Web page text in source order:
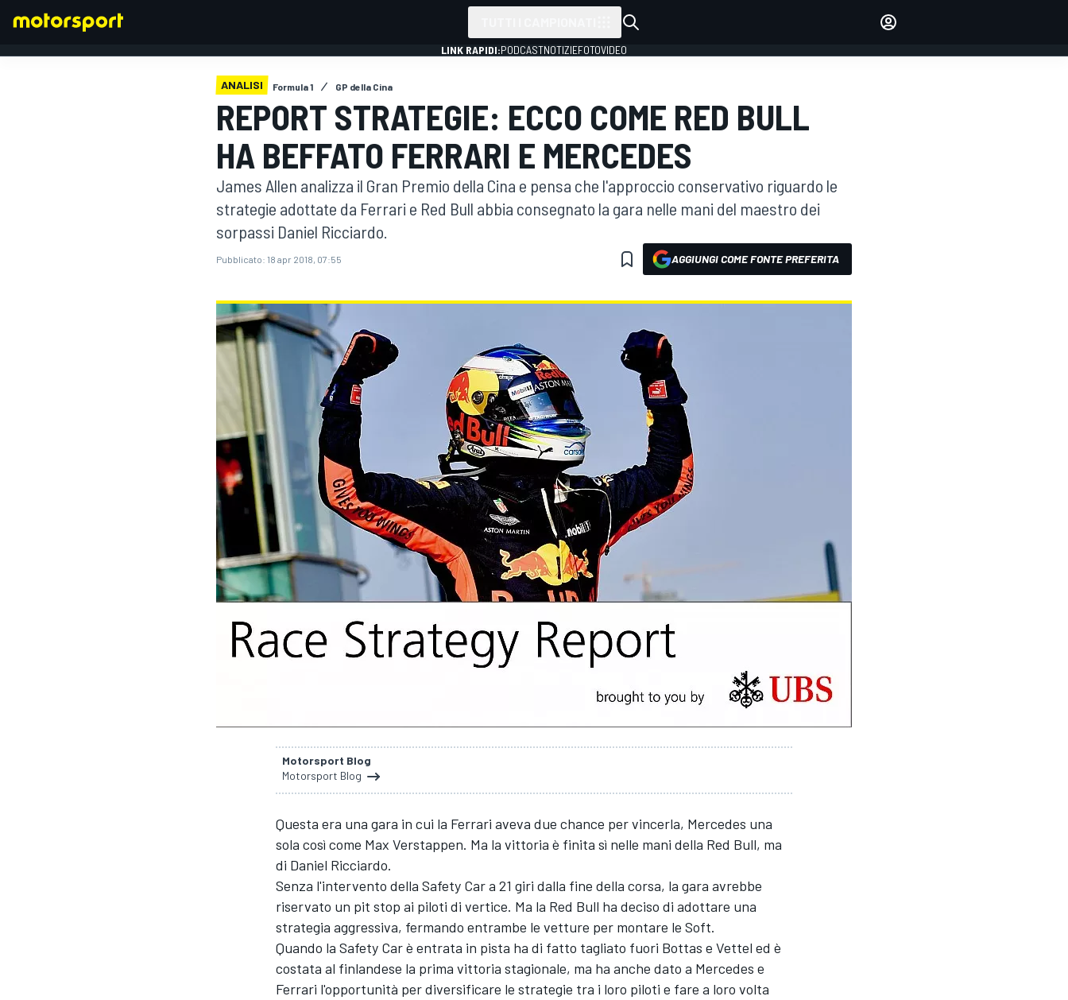
ACCEDI
LINK RAPIDI:PODCASTNOTIZIEFOTOVIDEO
ANALISI Formula 1 GP della Cina
REPORT STRATEGIE: ECCO COME RED BULL
HA BEFFATO FERRARI E MERCEDES
James Allen analizza il Gran Premio della Cina e pensa che l'approccio conservativo riguardo le
strategie adottate da Ferrari e Red Bull abbia consegnato la gara nelle mani del maestro dei
sorpassi Daniel Ricciardo.
Pubblicato: 18 apr 2018, 07:55 AGGIUNGI COME FONTE PREFERITA
Motorsport Blog
Motorsport Blog
Questa era una gara in cui la Ferrari aveva due chance per vincerla, Mercedes una
sola così come Max Verstappen. Ma la vittoria è finita sì nelle mani della Red Bull, ma
di Daniel Ricciardo.
Senza l'intervento della Safety Car a 21 giri dalla fine della corsa, la gara avrebbe
riservato un pit stop ai piloti di vertice. Ma la Red Bull ha deciso di adottare una
strategia aggressiva, fermando entrambe le vetture per montare le Soft.
Quando la Safety Car è entrata in pista ha di fatto tagliato fuori Bottas e Vettel ed è
costata al finlandese la prima vittoria stagionale, ma ha anche dato a Mercedes e
Ferrari l'opportunità per diversificare le strategie tra i loro piloti e fare a loro volta